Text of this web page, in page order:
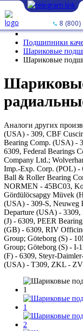
8
Подшипники
Шариковые
Шариковые
Аналоги других
(USA) - 309, CBF
Bearing Comp. (USA) -
6309, Federal Bearings
Company Ltd.;
Imp.-Exp. Corp. (POL) -
Ball & Roller Bearing
NORMEN - 45BC03,
Gördülöcsapgy Müvek
(USA) - 309-S, Neuweg
Departure (USA) -
(J) - 6309, PEER
(GB) - 6309, RIV
Group; Göteborg (S) -
Group; Göteborg (S) - I-
(F) - 6309, Steyr-
(USA) - T309, ZKL -